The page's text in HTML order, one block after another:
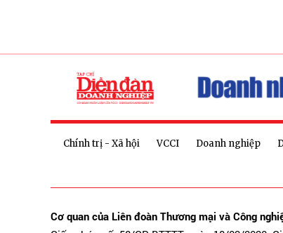
Chính trị - Xã hội VCCI Doanh nghiệp
Cơ quan của Liên đoàn Thương mại và Công